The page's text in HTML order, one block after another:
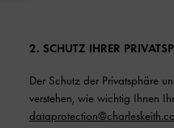
2. SCHUTZ IHRER
Der Schutz der Privatsphäre
verstehen, wie wichtig Ihnen